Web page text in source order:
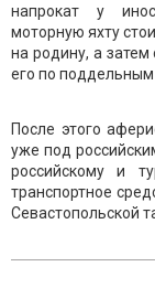
напрокат у
моторную яхту
на родину, а
его по
После этого
уже под
российскому и
транспортное
Севастопольской